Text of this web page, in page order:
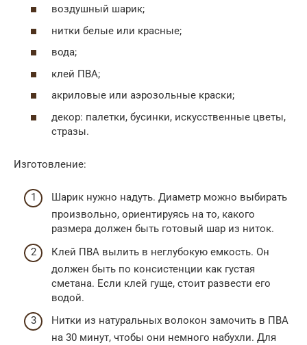
воздушный шарик;
нитки белые или красные;
вода;
клей ПBA;
акриловые или аэрозольные краски;
декор: палетки, бусинки, искусственные цветы,
стразы.
Изготовление:
Шарик нужно надуть. Диаметр можно выбирать
произвольно, ориентируясь на то, какого
размера должен быть готовый шар из ниток.
Клей ПВА вылить в неглубокую емкость. Он
должен быть по консистенции как густая
сметана. Если клей гуще, стоит развести его
водой.
Нитки из натуральных волокон замочить в ПВА
на 30 минут, чтобы они немного набухли. Для